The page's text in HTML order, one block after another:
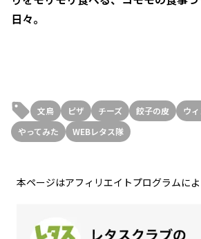
日々。
文鳥 ピザ チーズ 餃子の皮 ウ
やってみた
WEBレタス隊
本ページはアフィリエイトプログラムに